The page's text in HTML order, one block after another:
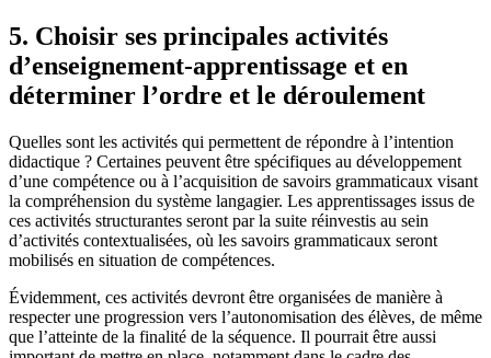
5. Choisir ses principales activités
d’enseignement-apprentissage et en
déterminer l’ordre et le déroulement
Quelles sont les activités qui permettent de répondre à l’intention
didactique ? Certaines peuvent être spécifiques au développement
d’une compétence ou à l’acquisition de savoirs grammaticaux visant
la compréhension du système langagier. Les apprentissages issus de
ces activités structurantes seront par la suite réinvestis au sein
d’activités contextualisées, où les savoirs grammaticaux seront
mobilisés en situation de compétences.
Évidemment, ces activités devront être organisées de manière à
respecter une progression vers l’autonomisation des élèves, de même
que l’atteinte de la finalité de la séquence. Il pourrait être aussi